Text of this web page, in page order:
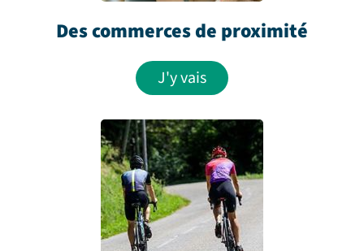
Des commerces de proximité
J'y vais